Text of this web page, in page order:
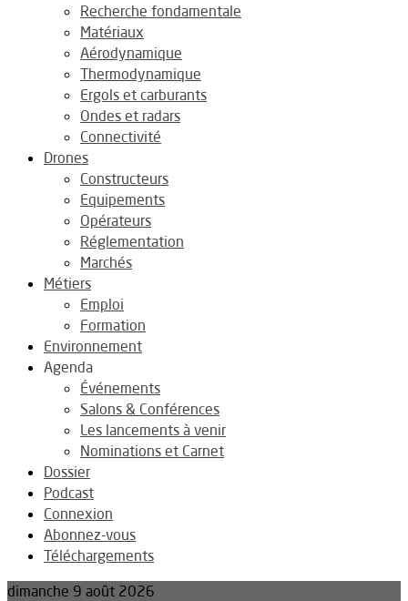
Recherche fondamentale
Matériaux
Aérodynamique
Thermodynamique
Ergols et carburants
Ondes et radars
Connectivité
Drones
Constructeurs
Equipements
Opérateurs
Réglementation
Marchés
Métiers
Emploi
Formation
Environnement
Agenda
Événements
Salons & Conférences
Les lancements à venir
Nominations et Carnet
Dossier
Podcast
Connexion
Abonnez-vous
Téléchargements
dimanche 9 août 2026